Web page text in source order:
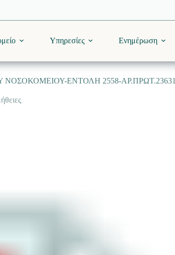
Υπηρεσίες Ενημέρωση
ΕΝΤΟΛΗ 2558-ΑΡ.ΠΡΩΤ.23631